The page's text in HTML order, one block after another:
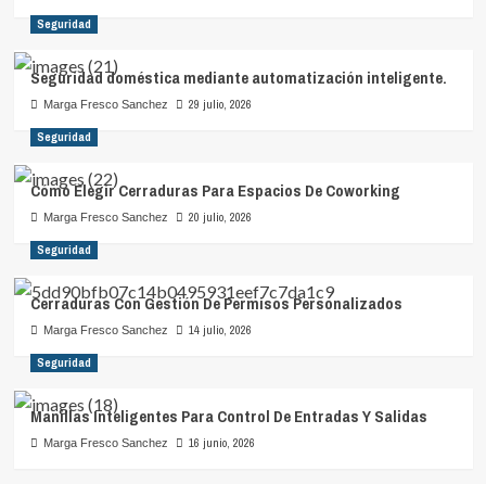
Seguridad
Seguridad doméstica mediante automatización inteligente.
Marga Fresco Sanchez 29 julio, 2026
Seguridad
Cómo Elegir Cerraduras Para Espacios De Coworking
Marga Fresco Sanchez 20 julio, 2026
Seguridad
Cerraduras Con Gestión De Permisos Personalizados
Marga Fresco Sanchez 14 julio, 2026
Seguridad
Manillas Inteligentes Para Control De Entradas Y Salidas
Marga Fresco Sanchez 16 junio, 2026